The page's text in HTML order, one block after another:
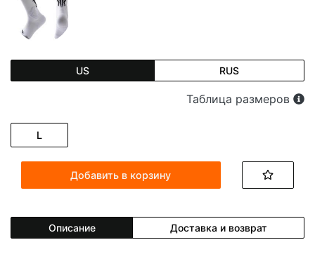
US RUS
Таблица размеров
L
Добавить в корзину
Описание Доставка и возврат